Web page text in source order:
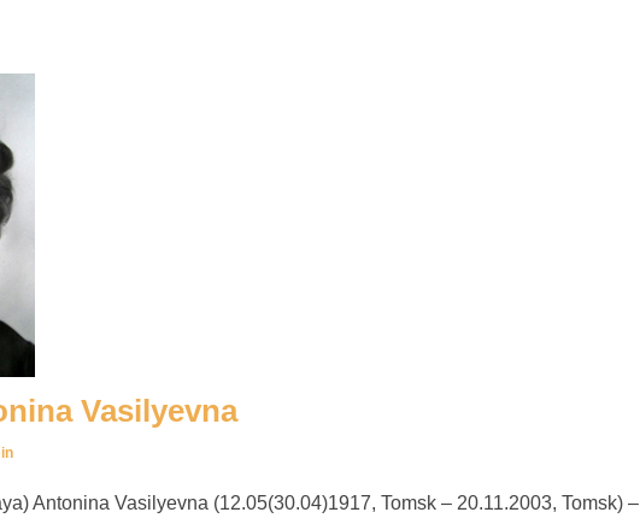
Vasilyevna
Antonina Vasilyevna (12.05(30.04)1917, Tomsk – 20.11.2003, Tomsk) –